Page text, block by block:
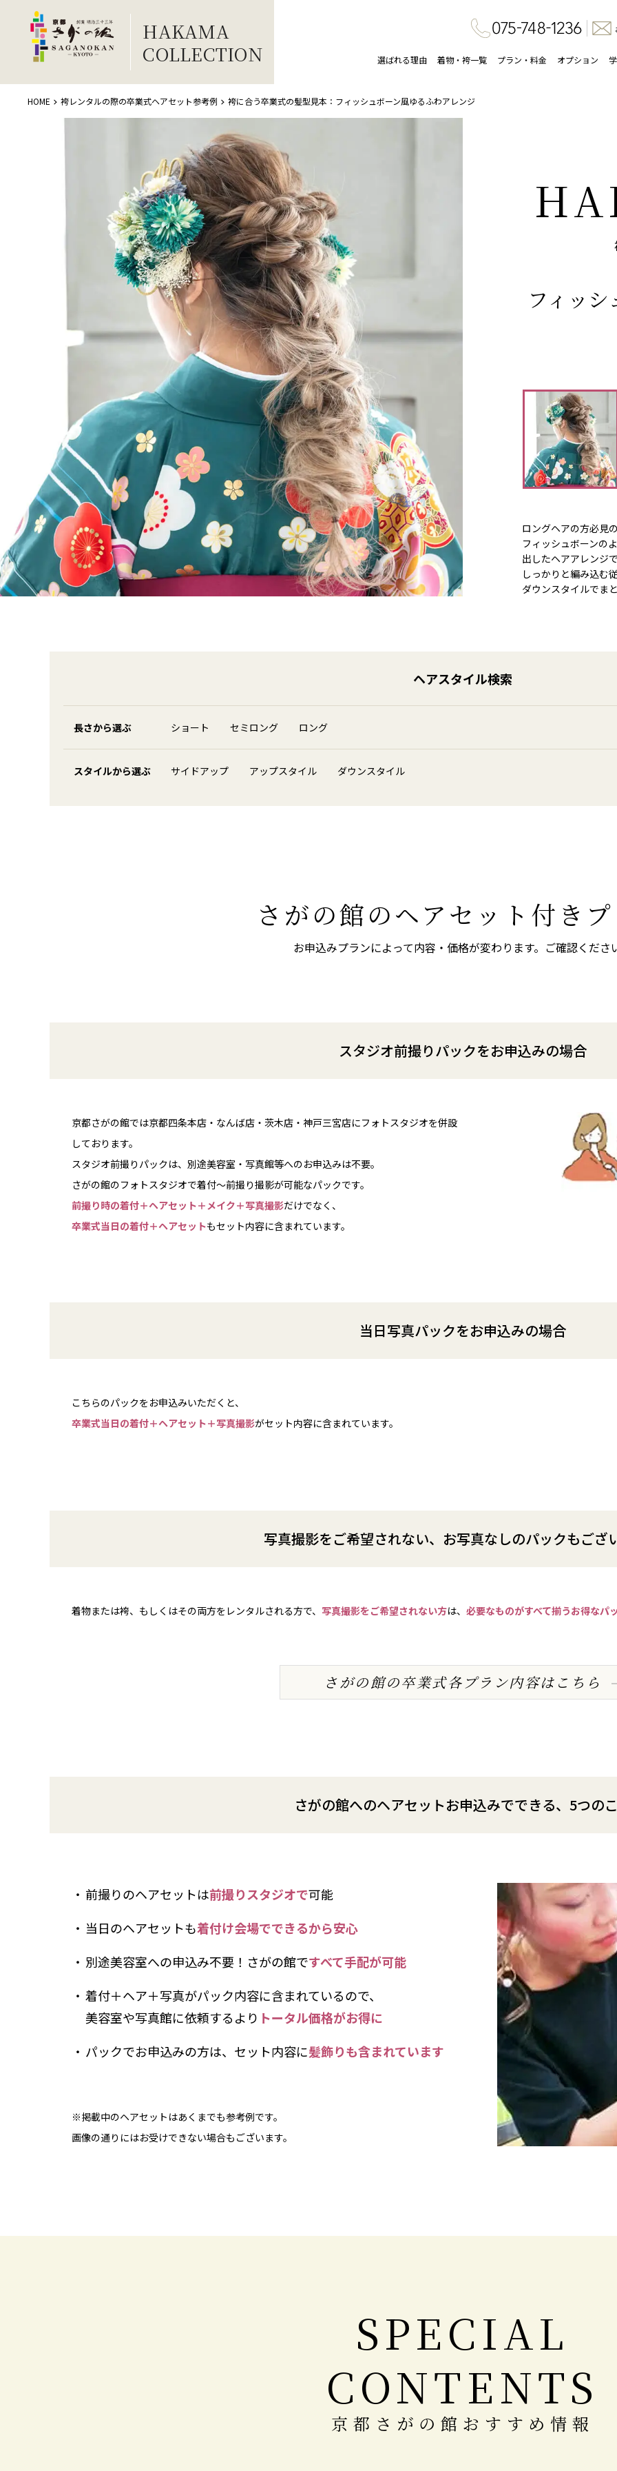
HAKAMA
COLLECTION
選ばれる理由 着物・袴一覧 プラン・料金 オプション
HOME 袴レンタルの際の卒業式ヘアセット参考例 袴に合う卒業式の髪型見本：フィッシュボーン風ゆるふわアレンジ
フィッ
ロングヘアの方必見
フィッシュボーンの
出したヘアアレンジ
しっかりと編み込む
ダウンスタイルでま
ヘアスタイル検索
長さから選ぶ ショート セミロング ロング
スタイルから選ぶ サイドアップ アップスタイル ダウンスタイル
さがの館のヘアセット付き
お申込みプランによって内容・価格が変わります。ご確認くださ
スタジオ前撮りパックをお申込みの場合
京都さがの館では京都四条本店・なんば店・茨木店・神戸三宮店にフォトスタジオを併設
しております。
スタジオ前撮りパックは、別途美容室・写真館等へのお申込みは不要。
さがの館のフォトスタジオで着付～前撮り撮影が可能なパックです。
前撮り時の着付＋ヘアセット＋メイク＋写真撮影だけでなく、
卒業式当日の着付＋ヘアセットもセット内容に含まれています。
当日写真パックをお申込みの場合
こちらのパックをお申込みいただくと、
卒業式当日の着付＋ヘアセット＋写真撮影がセット内容に含まれています。
写真撮影をご希望されない、お写真なしのパックもござ
着物または袴、もしくはその両方をレンタルされる方で、 写真撮影をご希望されない方は、 必要なものがすべて揃うお得なパ
さがの館の卒業式各プラン内容はこちら
さがの館へのヘアセットお申込みでできる、5つの
前撮りのヘアセットは前撮りスタジオで可能
当日のヘアセットも着付け会場でできるから安心
別途美容室への申込み不要！さがの館ですべて手配が可能
着付＋ヘア＋写真がパック内容に含まれているので、
美容室や写真館に依頼するより トータル価格がお得に
パックでお申込みの方は、セット内容に髪飾りも含まれています
※掲載中のヘアセットはあくまでも参考例です。
画像の通りにはお受けできない場合もございます。
SPECIAL
CONTENTS
京都さがの館おすすめ情報